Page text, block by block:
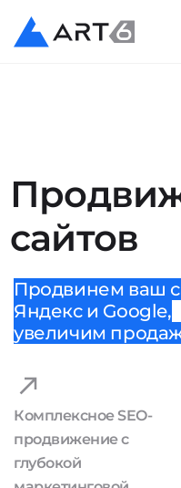
сайтов
Продвинем ваш
Яндекс и Google,
увеличим
Комплексное SEO-
продвижение с
глубокой